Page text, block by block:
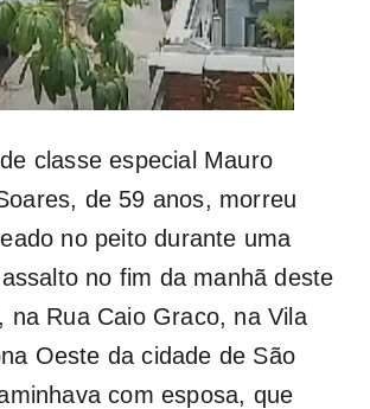
classe especial Mauro
de 59 anos, morreu
no peito durante uma
no fim da manhã deste
na Rua Caio Graco, na Vila
Oeste da cidade de São
com esposa, que